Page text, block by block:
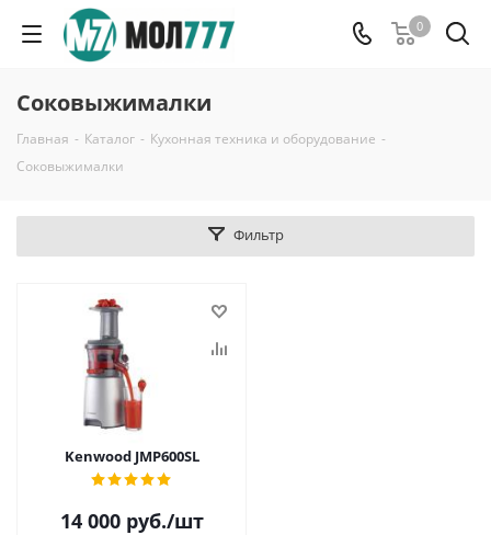
0
Соковыжималки
Главная - Каталог - Кухонная техника и оборудование -
Соковыжималки
Фильтр
Kenwood JMP600SL
14 000руб./шт